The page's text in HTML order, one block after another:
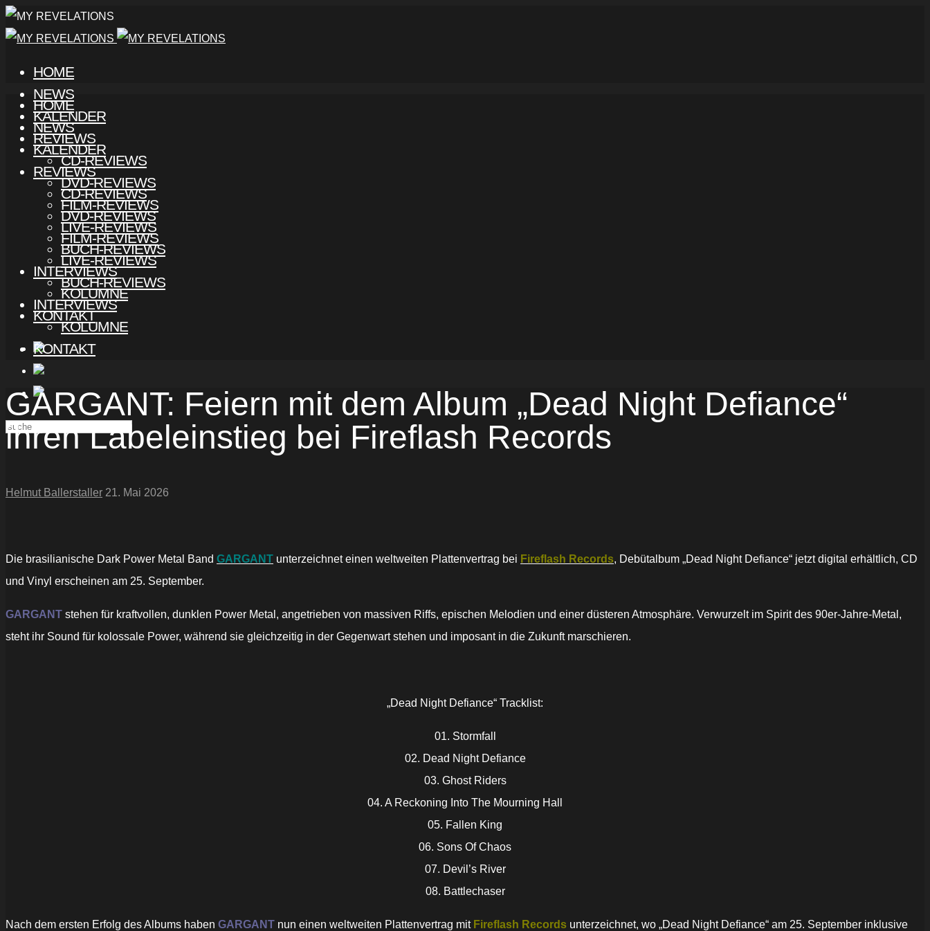
HOME
NEWS
KALENDER
REVIEWS
CD-REVIEWS
DVD-REVIEWS
FILM-REVIEWS
LIVE-REVIEWS
BUCH-REVIEWS
INTERVIEWS
KOLUMNE
KONTAKT
HOME
NEWS
KALENDER
REVIEWS
CD-REVIEWS
DVD-REVIEWS
FILM-REVIEWS
LIVE-REVIEWS
BUCH-REVIEWS
INTERVIEWS
KOLUMNE
KONTAKT
GARGANT: Feiern mit dem Album „Dead Night Defiance“
ihren Labeleinstieg bei Fireflash Records
Helmut Ballerstaller 21. Mai 2026
Die brasilianische Dark Power Metal Band GARGANT unterzeichnet einen weltweiten Plattenvertrag bei Fireflash Records, Debütalbum „Dead Night Defiance“ jetzt digital erhältlich, CD
und Vinyl erscheinen am 25. September.
GARGANT stehen für kraftvollen, dunklen Power Metal, angetrieben von massiven Riffs, epischen Melodien und einer düsteren Atmosphäre. Verwurzelt im Spirit des 90er-Jahre-Metal,
steht ihr Sound für kolossale Power, während sie gleichzeitig in der Gegenwart stehen und imposant in die Zukunft marschieren.
„Dead Night Defiance“ Tracklist:
01. Stormfall
02. Dead Night Defiance
03. Ghost Riders
04. A Reckoning Into The Mourning Hall
05. Fallen King
06. Sons Of Chaos
07. Devil’s River
08. Battlechaser
Nach dem ersten Erfolg des Albums haben GARGANT nun einen weltweiten Plattenvertrag mit Fireflash Records unterzeichnet, wo „Dead Night Defiance“ am 25. September inklusive